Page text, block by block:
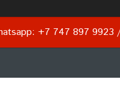
+7 747 897 9923